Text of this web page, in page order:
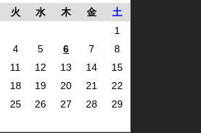
火 水 木 金
土
1
4 5 6 7
8
11 12 13 14
15
18 19 20 21
22
25 26 27 28
29